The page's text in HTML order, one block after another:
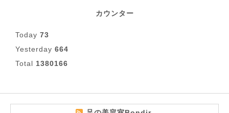
カウンター
Today 73
Yesterday 664
Total 1380166